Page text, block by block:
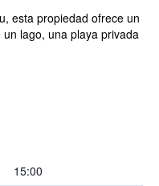
esta propiedad ofrece un
lago, una playa privada
15:00